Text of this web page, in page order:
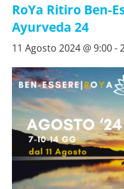
RoYa Ritiro Ben-
Ayurveda 24
11 Agosto 2024 @ 9:00-